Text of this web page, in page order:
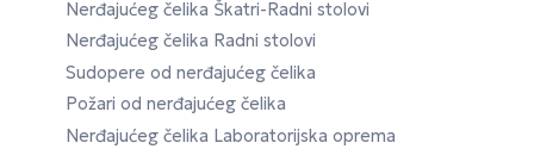
Nerđajućeg čelika Škatri-Radni stolovi
Nerđajućeg čelika Radni stolovi
Sudopere od nerđajućeg čelika
Požari od nerđajućeg čelika
Nerđajućeg čelika Laboratorijska oprema